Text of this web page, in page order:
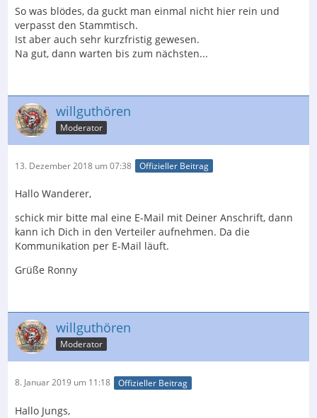
So was blödes, da guckt man einmal nicht hier rein und
verpasst den Stammtisch.
Ist aber auch sehr kurzfristig gewesen.
Na gut, dann warten bis zum nächsten...
willguthören
Moderator
13. Dezember 2018 um 07:38 Offizieller Beitrag
Hallo Wanderer,
schick mir bitte mal eine E-Mail mit Deiner Anschrift, dann
kann ich Dich in den Verteiler aufnehmen. Da die
Kommunikation per E-Mail läuft.
Grüße Ronny
willguthören
Moderator
8. Januar 2019 um 11:18 Offizieller Beitrag
Hallo Jungs,